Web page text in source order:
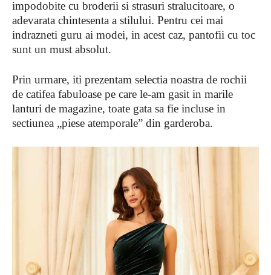
impodobite cu broderii si strasuri stralucitoare, o
adevarata chintesenta a stilului. Pentru cei mai
indrazneti guru ai modei, in acest caz, pantofii cu toc
sunt un must absolut.
Prin urmare, iti prezentam selectia noastra de rochii
de catifea fabuloase pe care le-am gasit in marile
lanturi de magazine, toate gata sa fie incluse in
sectiunea „piese atemporale” din garderoba.